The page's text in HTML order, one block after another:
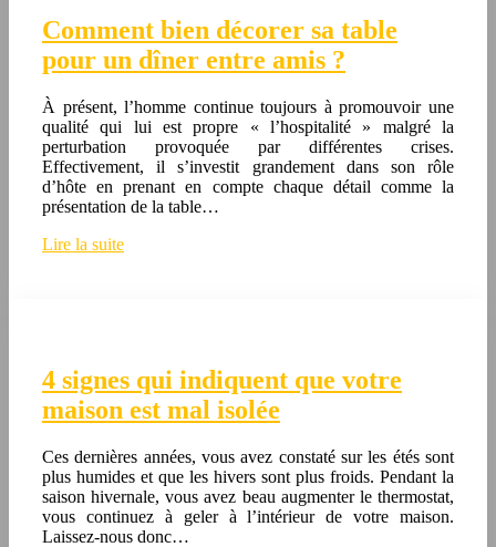
Comment bien décorer sa table
pour un dîner entre amis ?
À présent, l’homme continue toujours à promouvoir une
qualité qui lui est propre « l’hospitalité » malgré la
perturbation provoquée par différentes crises.
Effectivement, il s’investit grandement dans son rôle
d’hôte en prenant en compte chaque détail comme la
présentation de la table…
Lire la suite
4 signes qui indiquent que votre
maison est mal isolée
Ces dernières années, vous avez constaté sur les étés sont
plus humides et que les hivers sont plus froids. Pendant la
saison hivernale, vous avez beau augmenter le thermostat,
vous continuez à geler à l’intérieur de votre maison.
Laissez-nous donc…